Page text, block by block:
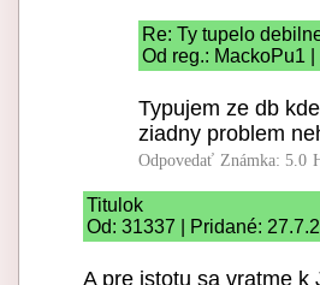
Re: Ty tupelo
Od reg.: MackoPu1
Typujem ze db
ziadny problem
Odpovedať Známka: 5.0
Titulok
Od: 31337 | Pridané:
A pre istotu sa vratme k